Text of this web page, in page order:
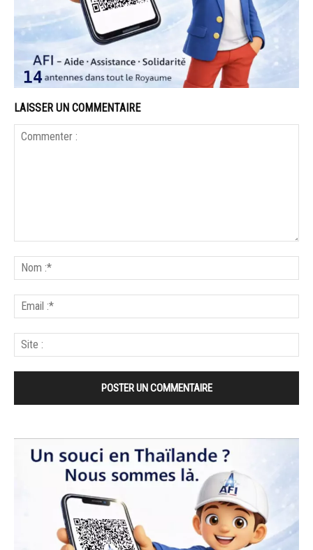
LAISSER UN COMMENTAIRE